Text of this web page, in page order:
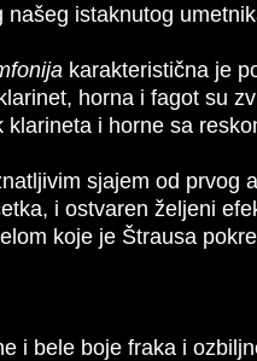
istaknutog
karakteristična je
horna i fagot su
i horne sa
sjajem od prvog
i ostvaren željeni
koje je Štrausa
i bele boje fraka i